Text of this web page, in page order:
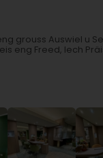
grouss Auswiel u
eng Freed, Iech